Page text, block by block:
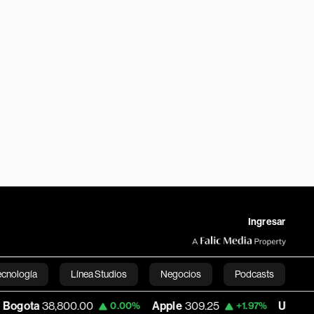
Ingresar
Línea Studios Negocios Podcasts
English0.00% Apple 309.25 +1.97% USD COP 3,195.99